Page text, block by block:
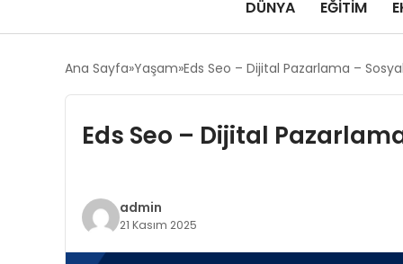
DÜNYA EĞITIM
Ana Sayfa Yaşam Eds Seo – Dijital Pazarlama –
Eds Seo – Dijital
admin
21 Kasım 2025